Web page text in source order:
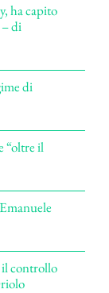
ha capito
di
di
“oltre il
il controllo